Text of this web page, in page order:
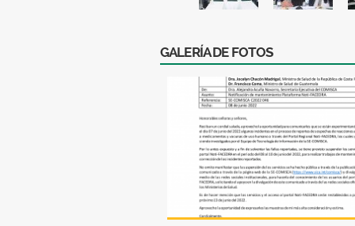
GALERÍA DE FOTOS